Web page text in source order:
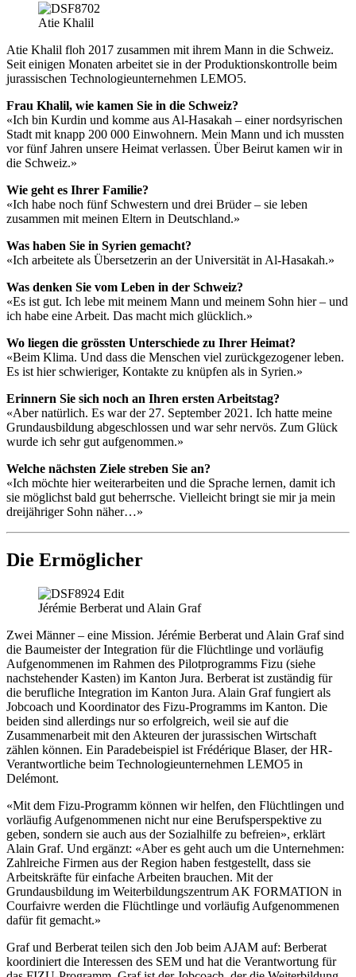
Atie Khalil
Atie Khalil floh 2017 zusammen mit ihrem Mann in die Schweiz.
Seit einigen Monaten arbeitet sie in der Produktionskontrolle beim
jurassischen Technologieunternehmen LEMO5.
Frau Khalil, wie kamen Sie in die Schweiz?
«Ich bin Kurdin und komme aus Al-Hasakah – einer nordsyrischen
Stadt mit knapp 200 000 Einwohnern. Mein Mann und ich mussten
vor fünf Jahren unsere Heimat verlassen. Über Beirut kamen wir in
die Schweiz.»
Wie geht es Ihrer Familie?
«Ich habe noch fünf Schwestern und drei Brüder – sie leben
zusammen mit meinen Eltern in Deutschland.»
Was haben Sie in Syrien gemacht?
«Ich arbeitete als Übersetzerin an der Universität in Al-Hasakah.»
Was denken Sie vom Leben in der Schweiz?
«Es ist gut. Ich lebe mit meinem Mann und meinem Sohn hier – und
ich habe eine Arbeit. Das macht mich glücklich.»
Wo liegen die grössten Unterschiede zu Ihrer Heimat?
«Beim Klima. Und dass die Menschen viel zurückgezogener leben.
Es ist hier schwieriger, Kontakte zu knüpfen als in Syrien.»
Erinnern Sie sich noch an Ihren ersten Arbeitstag?
«Aber natürlich. Es war der 27. September 2021. Ich hatte meine
Grundausbildung abgeschlossen und war sehr nervös. Zum Glück
wurde ich sehr gut aufgenommen.»
Welche nächsten Ziele streben Sie an?
«Ich möchte hier weiterarbeiten und die Sprache lernen, damit ich
sie möglichst bald gut beherrsche. Vielleicht bringt sie mir ja mein
dreijähriger Sohn näher…»
Die Ermöglicher
Jérémie Berberat und Alain Graf
Zwei Männer – eine Mission. Jérémie Berberat und Alain Graf sind
die Baumeister der Integration für die Flüchtlinge und vorläufig
Aufgenommenen im Rahmen des Pilotprogramms Fizu (siehe
nachstehender Kasten) im Kanton Jura. Berberat ist zuständig für
die berufliche Integration im Kanton Jura. Alain Graf fungiert als
Jobcoach und Koordinator des Fizu-Programms im Kanton. Die
beiden sind allerdings nur so erfolgreich, weil sie auf die
Zusammenarbeit mit den Akteuren der jurassischen Wirtschaft
zählen können. Ein Paradebeispiel ist Frédérique Blaser, der HR-
Verantwortliche beim Technologieunternehmen LEMO5 in
Delémont.
«Mit dem Fizu-Programm können wir helfen, den Flüchtlingen und
vorläufig Aufgenommenen nicht nur eine Berufsperspektive zu
geben, sondern sie auch aus der Sozialhilfe zu befreien», erklärt
Alain Graf. Und ergänzt: «Aber es geht auch um die Unternehmen:
Zahlreiche Firmen aus der Region haben festgestellt, dass sie
Arbeitskräfte für einfache Arbeiten brauchen. Mit der
Grundausbildung im Weiterbildungszentrum AK FORMATION in
Courfaivre werden die Flüchtlinge und vorläufig Aufgenommenen
dafür fit gemacht.»
Graf und Berberat teilen sich den Job beim AJAM auf: Berberat
koordiniert die Interessen des SEM und hat die Verantwortung für